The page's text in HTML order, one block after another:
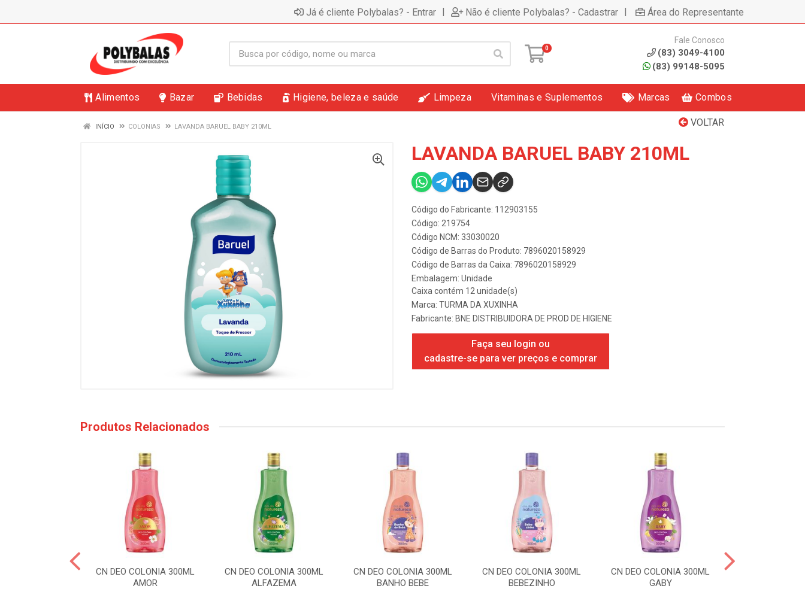
Já é cliente Polybalas? - Entrar | Não é cliente Polybalas? - Cadastrar | Área do Representante
0
Fale Conosco
(83) 3049-4100
(83) 99148-5095
Alimentos Bazar Bebidas Higiene, beleza e saúde Limpeza Vitaminas e Suplementos Marcas Combos
VOLTAR
INÍCIO COLONIAS LAVANDA BARUEL BABY 210ML
LAVANDA BARUEL BABY 210ML
Código do Fabricante: 112903155
Código: 219754
Código NCM: 33030020
Código de Barras do Produto: 7896020158929
Código de Barras da Caixa: 7896020158929
Embalagem: Unidade
Caixa contém 12 unidade(s)
Marca: TURMA DA XUXINHA
Fabricante: BNE DISTRIBUIDORA DE PROD DE HIGIENE
Faça seu login ou
cadastre-se para ver preços e comprar
Produtos Relacionados
CN DEO COLONIA 300ML
AMOR
CN DEO COLONIA 300ML
ALFAZEMA
CN DEO COLONIA 300ML
BANHO BEBE
CN DEO COLONIA 300ML
BEBEZINHO
CN DEO COLONIA 300ML
GABY